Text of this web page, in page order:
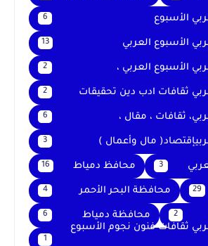
الأسبوع 6
الأسبوع العربي 13
الأسبوع العربي ، 2
ثقافات ادب دين تحقيقات 2
ثقافات ، مقال ، 6
مال وأعمال ) 3
3 محافظ دمياط 16
29 محافظة البحر الأحمر 4
2 محافظة دمياط 6
ثقافات فنون نجوم الأسبوع
1